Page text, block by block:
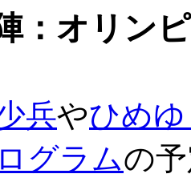
：オリン
兵やひめ
グラムの